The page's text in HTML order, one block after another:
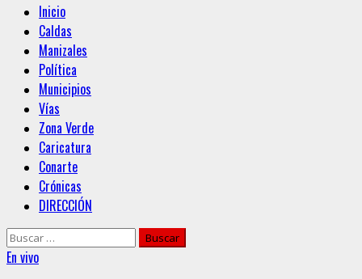
Menú
principal
Inicio
Caldas
Manizales
Política
Municipios
Vías
Zona Verde
Caricatura
Conarte
Crónicas
DIRECCIÓN
Buscar:
En vivo